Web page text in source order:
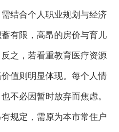
合个人职业规划与经济
有限，高昂的房价与育儿
之，若看重教育医疗资源
值则明显体现。每个人情
不必因暂时放弃而焦虑。
定，需原为本市常住户